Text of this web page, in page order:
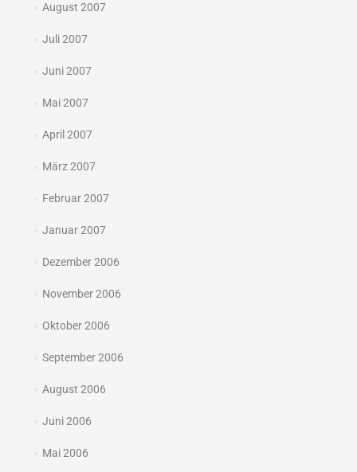
August 2007
Juli 2007
Juni 2007
Mai 2007
April 2007
März 2007
Februar 2007
Januar 2007
Dezember 2006
November 2006
Oktober 2006
September 2006
August 2006
Juni 2006
Mai 2006